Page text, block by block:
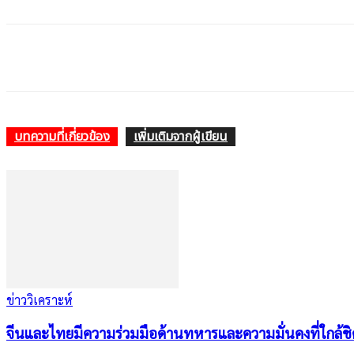
บทความที่เกี่ยวข้อง เพิ่มเติมจากผู้เขียน
ข่าววิเคราะห์
จีนและไทยมีความร่วมมือด้านทหารและความมั่นคงที่ใกล้